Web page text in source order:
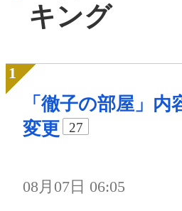
キング
「徹子の部屋」内
変更
27
08月07日 06:05